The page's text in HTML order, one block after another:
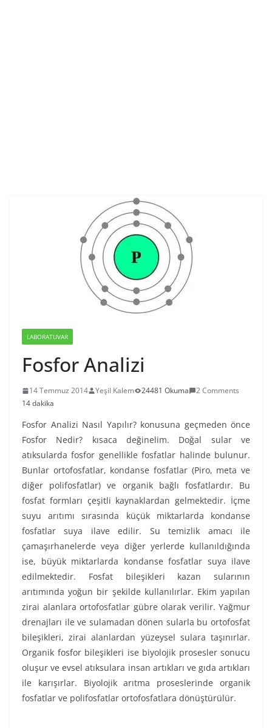
LABORATUVAR
Fosfor Analizi
14 Temmuz 2014 Yeşil Kalem 24481 Okuma
2 Comments
14 dakika
Fosfor Analizi Nasıl Yapılır? konusuna geçmeden önce
Fosfor Nedir? kısaca değinelim. Doğal sular ve
atıksularda fosfor genellikle fosfatlar halinde bulunur.
Bunlar ortofosfatlar, kondanse fosfatlar (Piro, meta ve
diğer polifosfatlar) ve organik bağlı fosfatlardır. Bu
fosfat formları çeşitli kaynaklardan gelmektedir. İçme
suyu arıtımı sırasında küçük miktarlarda kondanse
fosfatlar suya ilave edilir. Su temizlik amacı ile
çamaşırhanelerde veya diğer yerlerde kullanıldığında
ise, büyük miktarlarda kondanse fosfatlar suya ilave
edilmektedir. Fosfat bileşikleri kazan sularının
arıtımında yoğun bir şekilde kullanılırlar. Ekim yapılan
zirai alanlara ortofosfatlar gübre olarak verilir. Yağmur
drenajları ile ve sulamadan dönen sularla bu ortofosfat
bileşikleri, zirai alanlardan yüzeysel sulara taşınırlar.
Organik fosfor bileşikleri ise biyolojik prosesler sonucu
oluşur ve evsel atıksulara insan artıkları ve gıda artıkları
ile karışırlar. Biyolojik arıtma proseslerinde organik
fosfatlar ve polifosfatlar ortofosfatlara dönüştürülür.